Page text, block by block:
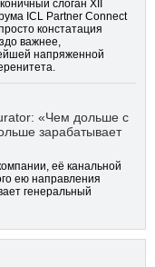
слоган XII
ICL Partner Connect
констатация
важнее,
напряженной
«Чем дольше с
зарабатывает
её канальной
ею направления
генеральный